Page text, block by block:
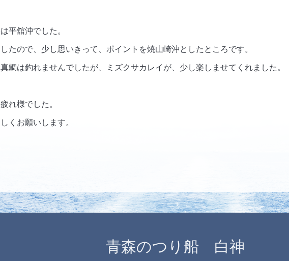
平舘沖でした。
たので、少し思いきって、ポイントを焼山崎沖としたところです。
鯛は釣れませんでしたが、ミズクサカレイが、少し楽しませてくれました。
れ様でした。
くお願いします。
青森のつり船 白神